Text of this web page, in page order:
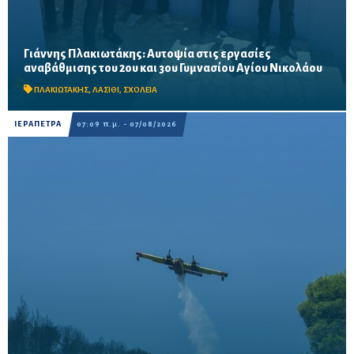
Γιάννης Πλακιωτάκης: Αυτοψία στις εργασίες
αναβάθμισης του 2ου και 3ου Γυμνασίου Αγίου Νικολάου
ΠΛΑΚΙΩΤΑΚΗΣ, ΛΑΣΙΘΙ, ΣΧΟΛΕΙΑ
Οι παρεμβάσεις του προγράμματος «Μαριέττα Γιαννάκου»
αναμένεται να ολοκληρωθούν πριν από τη νέα σχολική χρονιά –
Προβλέπονται ανακαινίσεις αιθουσών, αύλειων και...
ΙΕΡΑΠΕΤΡΑ 07:09 π.μ. - 07/08/2026